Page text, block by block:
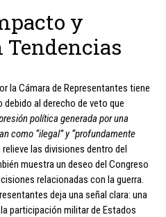
y
Tendencias
la Cámara de Representantes tiene
al derecho de veto que
política generada por una
como “ilegal” y “profundamente
las divisiones dentro del
muestra un deseo del Congreso
relacionadas con la guerra.
deja una señal clara: una
participación militar de Estados